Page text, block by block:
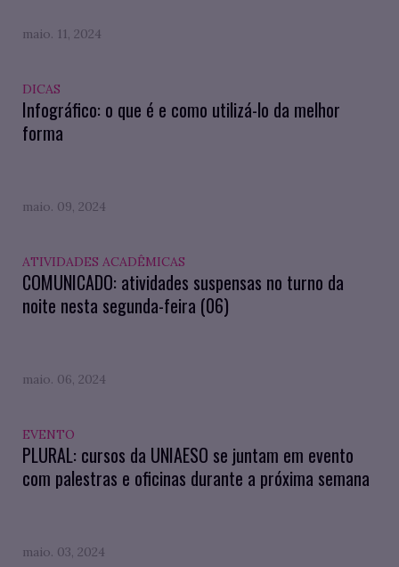
maio. 11, 2024
DICAS
Infográfico: o que é e como utilizá-lo da melhor
forma
maio. 09, 2024
ATIVIDADES ACADÊMICAS
COMUNICADO: atividades suspensas no turno da
noite nesta segunda-feira (06)
maio. 06, 2024
EVENTO
PLURAL: cursos da UNIAESO se juntam em evento
com palestras e oficinas durante a próxima semana
maio. 03, 2024